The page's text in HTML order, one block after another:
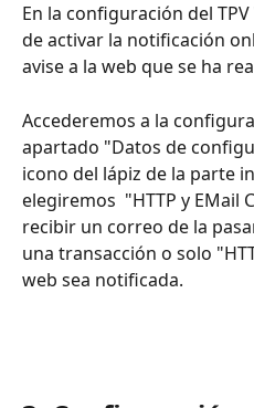
En la configuración del
de activar la notificación
avise a la web que se ha
Accederemos a la
apartado "Datos de
icono del lápiz de la parte
elegiremos  "HTTP y EMail
recibir un correo de la
una transacción o solo
web sea notificada.